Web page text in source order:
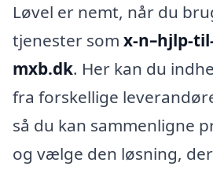
Løvel er nemt, når du
tjenester som x-n–hjlp-
mxb.dk. Her kan du
fra forskellige
så du kan sammenligne
og vælge den løsning,